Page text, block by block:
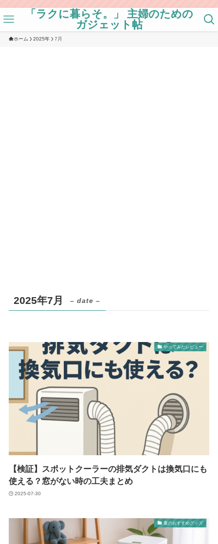
「ラクに暮らそ。」 主婦のための
ガジェット帖
ホーム 2025年 7月
2025年7月 – date –
やってみたレビュー
【検証】スポットクーラーの排気ダクトは換気口にも
使える？窓がない時の工夫まとめ
2025-07-30
夏のおすすめグッズ